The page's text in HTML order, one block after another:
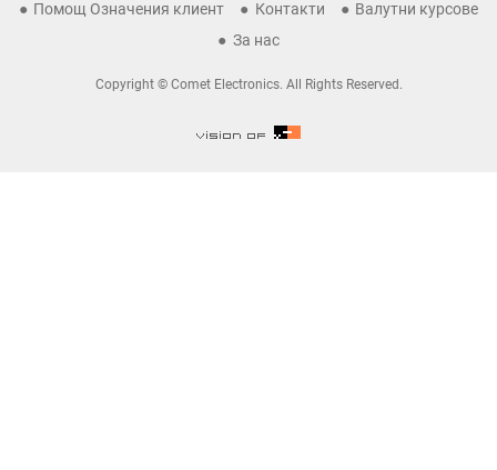
Помощ Означения клиент Контакти
Валутни курсове
За нас
Copyright © Comet Electronics. All Rights Reserved.